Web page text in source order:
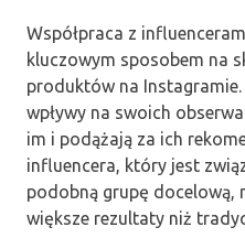
Współpraca z
kluczowym sposobem na
produktów na
wpływy na swoich
im i podążają za ich
influencera, który jest
podobną grupę docelową,
większe rezultaty niż